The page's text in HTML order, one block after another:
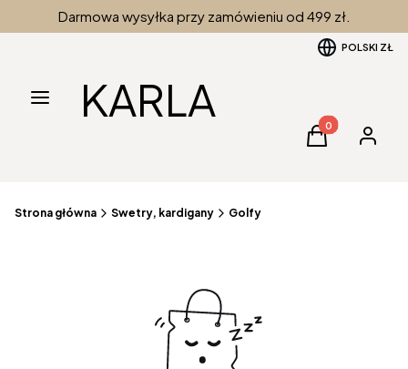
Darmowa wysyłka przy zamówieniu od 499 zł.
POLSKI ZŁ
Menu KARLA
Produkty w
Koszyk Zaloguj
Strona główna Swetry, kardigany Golfy